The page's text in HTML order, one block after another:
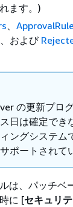
ます。)
、および
の更新プロ
日は確定でき
ングシステム
ポートされて
は、パッチベ
に [セキュリ